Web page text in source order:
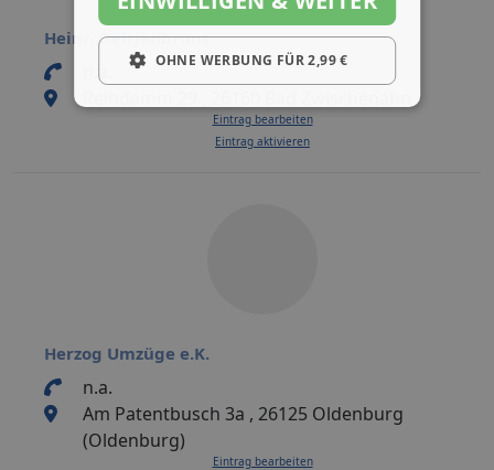
Heinr. Oeltjenbruns
n.a.
Eintrag bearbeiten
Eintrag aktivieren
Herzog Umzüge e.K.
n.a.
Am Patentbusch 3a , 26125 Oldenburg
(Oldenburg)
Eintrag bearbeiten
OHNE WERBUNG FÜR 2,99 €